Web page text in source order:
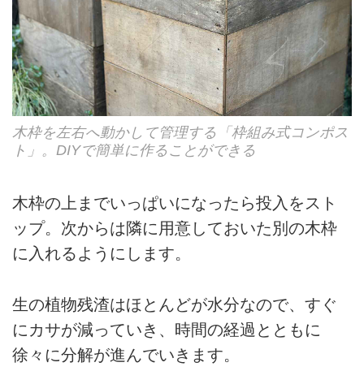
木枠を左右へ動かして管理する「枠組み式コンポス
ト」。DIYで簡単に作ることができる
木枠の上までいっぱいになったら投入をスト
ップ。次からは隣に用意しておいた別の木枠
に入れるようにします。
生の植物残渣はほとんどが水分なので、すぐ
にカサが減っていき、時間の経過とともに
徐々に分解が進んでいきます。